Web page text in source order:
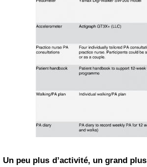
Un peu plus d’activité, un grand